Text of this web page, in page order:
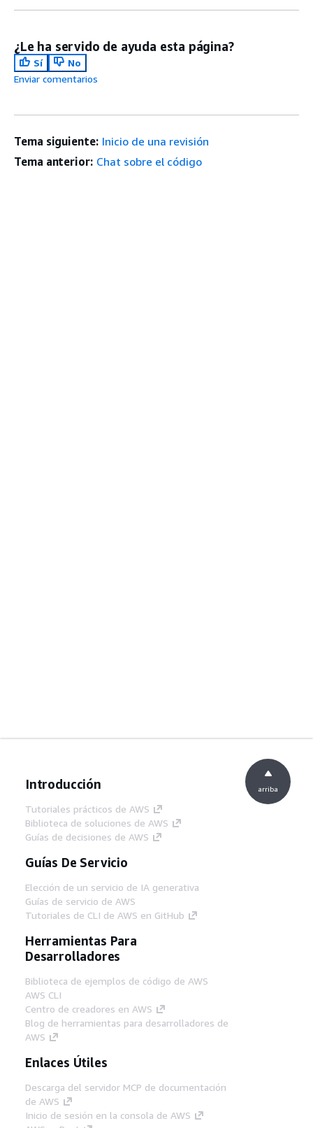
¿Le ha servido de ayuda esta página?
Sí
No
Enviar comentarios
Tema siguiente: Inicio de una revisión
Tema anterior: Chat sobre el código
Introducción
Tutoriales prácticos de AWS
Biblioteca de soluciones de AWS
Guías de decisiones de AWS
Guías De Servicio
Elección de un servicio de IA generativa
Guías de servicio de AWS
Tutoriales de CLI de AWS en GitHub
Herramientas Para
Desarrolladores
Biblioteca de ejemplos de código de AWS
AWS CLI
Centro de creadores en AWS
Blog de herramientas para desarrolladores de
AWS
Enlaces Útiles
Descarga del servidor MCP de documentación
de AWS
Inicio de sesión en la consola de AWS
arriba